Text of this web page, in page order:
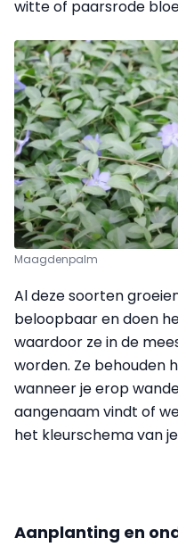
witte of paarsrode
Maagdenpalm
Al deze soorten
beloopbaar en doen
waardoor ze in de
worden. Ze behouden
wanneer je erop
aangenaam vindt of
het kleurschema van
Aanplanting en